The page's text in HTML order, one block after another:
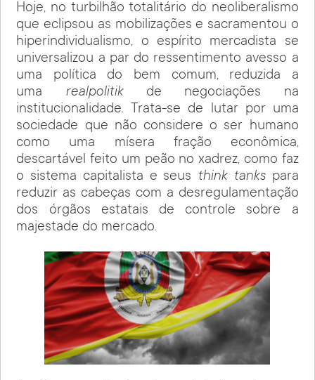
Hoje, no turbilhão totalitário do neoliberalismo
que eclipsou as mobilizações e sacramentou o
hiperindividualismo, o espírito mercadista se
universalizou a par do ressentimento avesso a
uma política do bem comum, reduzida a
uma realpolitikde negociações na
institucionalidade. Trata-se de lutar por uma
sociedade que não considere o ser humano
como uma mísera fração econômica,
descartável feito um peão no xadrez, como faz
o sistema capitalista e seus think tankspara
reduzir as cabeças com a desregulamentação
dos órgãos estatais de controle sobre a
majestade do mercado.